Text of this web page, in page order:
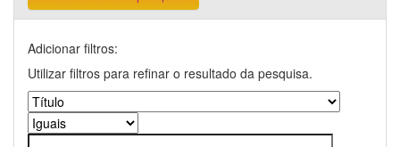
Adicionar filtros:
Utilizar filtros para refinar o resultado da pesquisa.